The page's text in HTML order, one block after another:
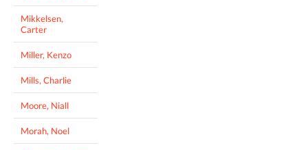
Mikkelsen,
Carter
Miller, Kenzo
Mills, Charlie
Moore, Niall
Morah, Noel